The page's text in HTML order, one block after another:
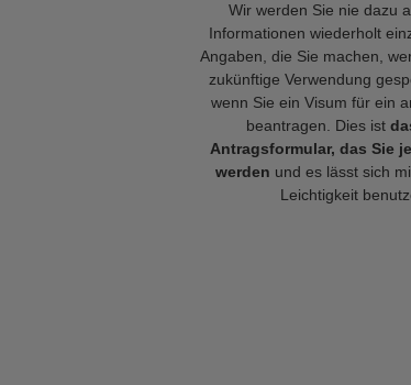
Wir werden Sie nie dazu
Informationen wiederholt
Angaben, die Sie machen,
zukünftige Verwendung
wenn Sie ein Visum für ein
beantragen. Dies ist
Antragsformular, das Sie
werden und es lässt sich
Leichtigkeit